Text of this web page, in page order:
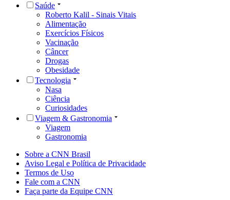
Saúde
Roberto Kalil - Sinais Vitais
Alimentação
Exercícios Físicos
Vacinação
Câncer
Drogas
Obesidade
Tecnologia
Nasa
Ciência
Curiosidades
Viagem & Gastronomia
Viagem
Gastronomia
Sobre a CNN Brasil
Aviso Legal e Política de Privacidade
Termos de Uso
Fale com a CNN
Faça parte da Equipe CNN